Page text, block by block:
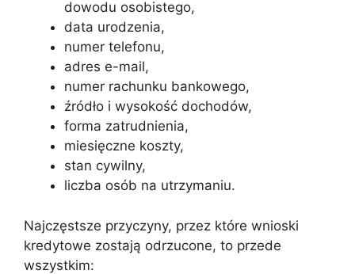
dowodu osobistego,
data urodzenia,
numer telefonu,
adres e-mail,
numer rachunku bankowego,
źródło i wysokość dochodów,
forma zatrudnienia,
miesięczne koszty,
stan cywilny,
liczba osób na utrzymaniu.
Najczęstsze przyczyny, przez które wnioski
kredytowe zostają odrzucone, to przede
wszystkim: